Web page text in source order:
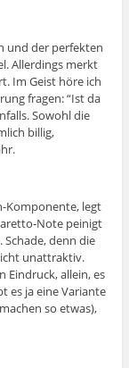
und der perfekten
Allerdings merkt
Im Geist höre ich
fragen: “Ist da
Sowohl die
billig,
Komponente, legt
Note peinigt
Schade, denn die
unattraktiv.
Eindruck, allein, es
es ja eine Variante
so etwas),